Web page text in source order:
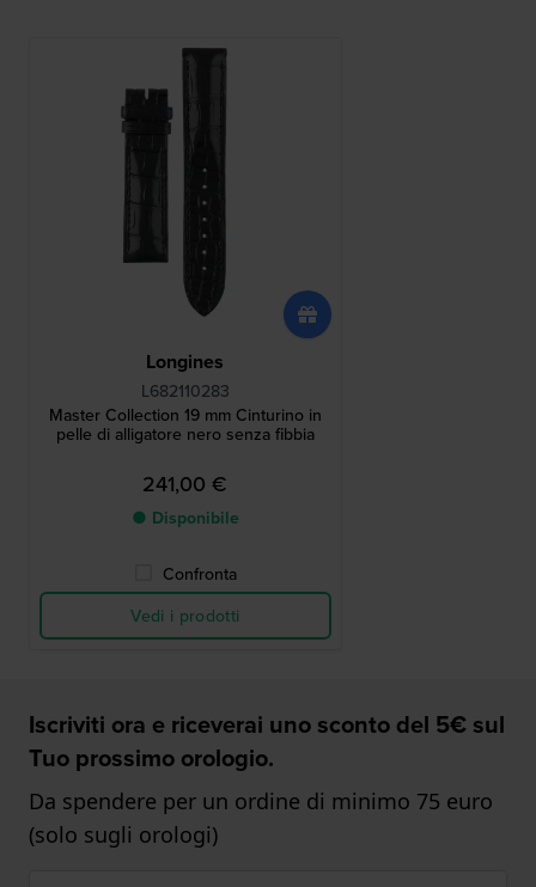
Longines
L682110283
Master Collection 19 mm Cinturino in
pelle di alligatore nero senza fibbia
241,00 €
● Disponibile
Confronta
Vedi i prodotti
Iscriviti ora e riceverai uno sconto del 5€ sul
Tuo prossimo orologio.
Da spendere per un ordine di minimo 75 euro
(solo sugli orologi)